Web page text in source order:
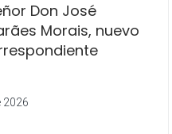
Don José
Morais, nuevo
2026